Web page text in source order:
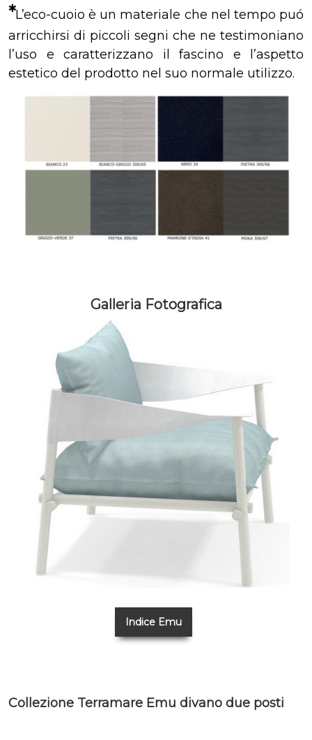
*L’eco-cuoio è un materiale che nel tempo puó
arricchirsi di piccoli segni che ne testimoniano
l’uso e caratterizzano il fascino e l’aspetto
estetico del prodotto nel suo normale utilizzo.
Galleria Fotografica
Indice Emu
Collezione Terramare Emu divano due posti